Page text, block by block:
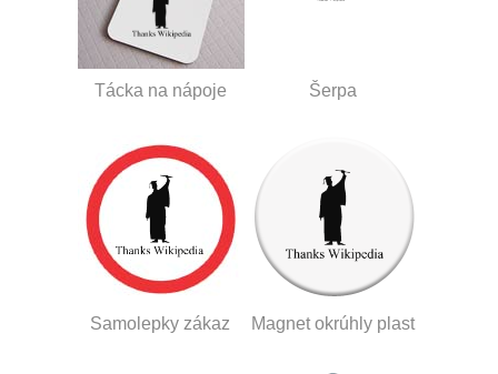
Tácka na nápoje Šerpa
Samolepky zákaz Magnet okrúhly plast